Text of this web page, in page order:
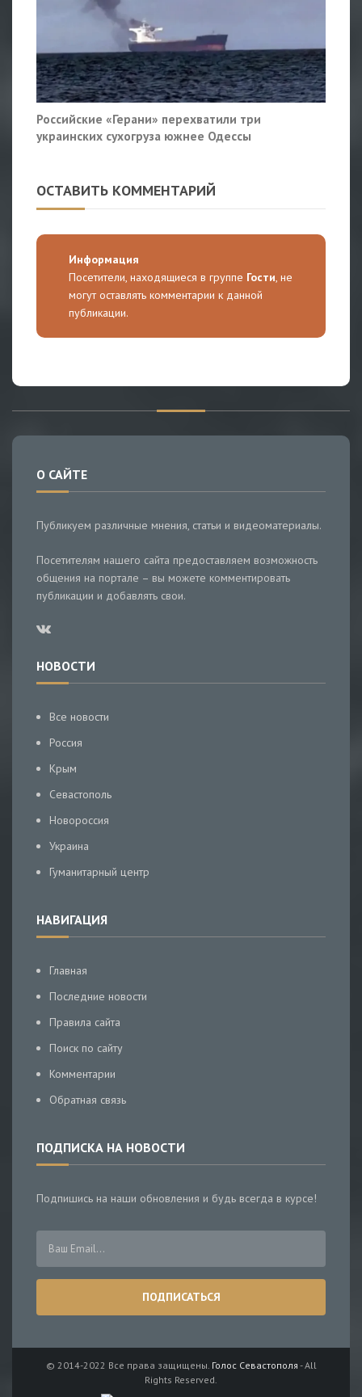
Российские «Герани» перехватили три
украинских сухогруза южнее Одессы
ОСТАВИТЬ КОММЕНТАРИЙ
Информация
Посетители, находящиеся в группе Гости, не
могут оставлять комментарии к данной
публикации.
О САЙТЕ
Публикуем различные мнения, статьи и видеоматериалы.
Посетителям нашего сайта предоставляем возможность
общения на портале – вы можете комментировать
публикации и добавлять свои.
НОВОСТИ
Все новости
Россия
Крым
Севастополь
Новороссия
Украина
Гуманитарный центр
НАВИГАЦИЯ
Главная
Последние новости
Правила сайта
Поиск по сайту
Комментарии
Обратная связь
ПОДПИСКА НА НОВОСТИ
Подпишись на наши обновления и будь всегда в курсе!
© 2014-2022 Все права защищены. Голос Севастополя - All
Rights Reserved.